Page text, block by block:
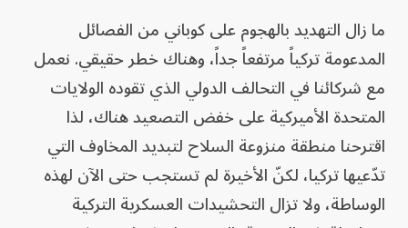
ما زال التهديد بالهجوم على كوباني من الفصائل
المدعومة تركياً مرتفعاً جداً، وهناك خطر حقيقي. نعمل
مع شركائنا في التحالف الدولي الذي تقوده الولايات
المتحدة الأميركية على خفض التصعيد هناك، لذا
اقترحنا منطقة منزوعة السلاح لتبديد المخاوف التي
تدّعيها تركيا، لكنّ الأخيرة لم تستجب حتى الآن لهذه
الوساطة، ولا تزال التحشيدات العسكرية التركية